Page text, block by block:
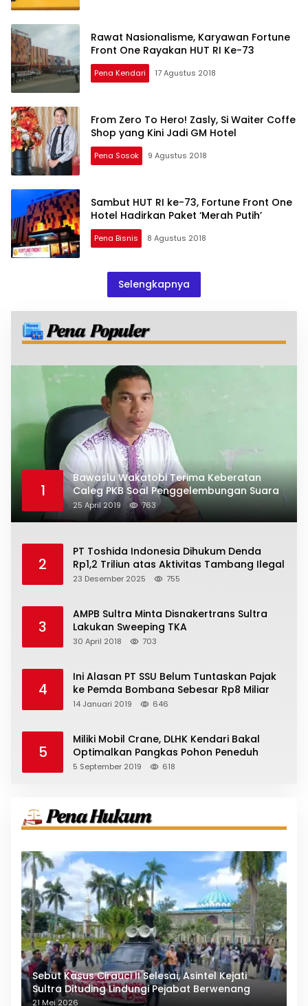
Rawat Nasionalisme, Karyawan Fortune
Front One Rayakan HUT RI Ke-73
Pena Kendari 17 Agustus 2018
From Zero To Hero! Zasly, Si Waiter Coffe
Shop yang Kini Jadi GM Hotel
Pena Sosok 9 Agustus 2018
Sambut HUT RI ke-73, Fortune Front One
Hotel Hadirkan Paket ‘Merah Putih’
Pena Bisnis 8 Agustus 2018
Selengkapnya
1
Bawaslu Wakatobi Terima Keberatan
Caleg PKB Soal Penggelembungan Suara
25 April 2019 763
2
PT Toshida Indonesia Dihukum Denda
Rp1,2 Triliun atas Aktivitas Tambang Ilegal
23 Desember 2025 755
3
AMPB Sultra Minta Disnakertrans Sultra
Lakukan Sweeping TKA
30 April 2018 703
4
Ini Alasan PT SSU Belum Tuntaskan Pajak
ke Pemda Bombana Sebesar Rp8 Miliar
14 Januari 2019 646
5
Miliki Mobil Crane, DLHK Kendari Bakal
Optimalkan Pangkas Pohon Peneduh
5 September 2019 618
Sebut Kasus Cirauci II Selesai, Asintel Kejati
Sultra Dituding Lindungi Pejabat Berwenang
21 Mei 2026